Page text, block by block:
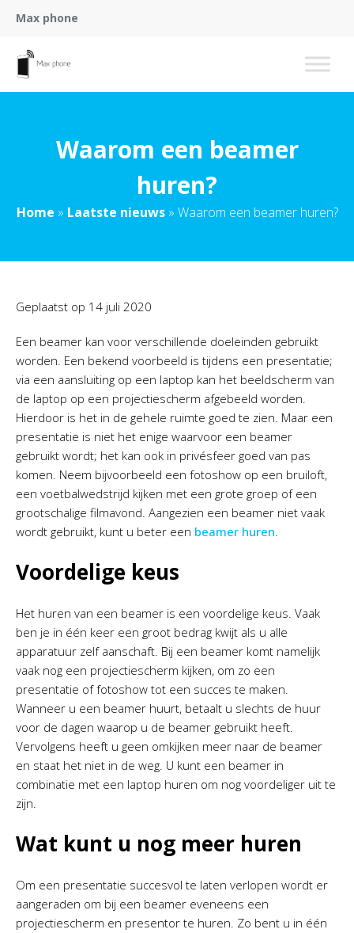
Max phone
Waarom een beamer
huren?
Home » Laatste nieuws» Waarom een beamer huren?
Geplaatst op 14 juli 2020
Een beamer kan voor verschillende doeleinden gebruikt
worden. Een bekend voorbeeld is tijdens een presentatie;
via een aansluiting op een laptop kan het beeldscherm van
de laptop op een projectiescherm afgebeeld worden.
Hierdoor is het in de gehele ruimte goed te zien. Maar een
presentatie is niet het enige waarvoor een beamer
gebruikt wordt; het kan ook in privésfeer goed van pas
komen. Neem bijvoorbeeld een fotoshow op een bruiloft,
een voetbalwedstrijd kijken met een grote groep of een
grootschalige filmavond. Aangezien een beamer niet vaak
wordt gebruikt, kunt u beter een beamer huren.
Voordelige keus
Het huren van een beamer is een voordelige keus. Vaak
ben je in één keer een groot bedrag kwijt als u alle
apparatuur zelf aanschaft. Bij een beamer komt namelijk
vaak nog een projectiescherm kijken, om zo een
presentatie of fotoshow tot een succes te maken.
Wanneer u een beamer huurt, betaalt u slechts de huur
voor de dagen waarop u de beamer gebruikt heeft.
Vervolgens heeft u geen omkijken meer naar de beamer
en staat het niet in de weg. U kunt een beamer in
combinatie met een laptop huren om nog voordeliger uit te
zijn.
Wat kunt u nog meer huren
Om een presentatie succesvol te laten verlopen wordt er
aangeraden om bij een beamer eveneens een
projectiescherm en presentor te huren. Zo bent u in één